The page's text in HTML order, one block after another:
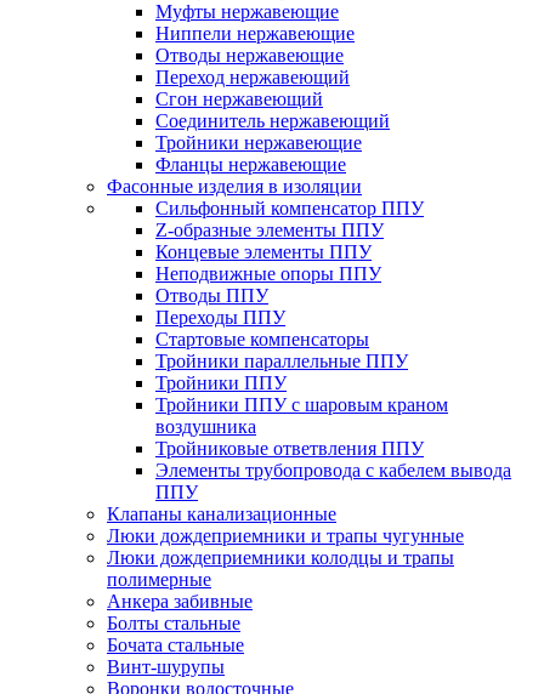
Муфты нержавеющие
Ниппели нержавеющие
Отводы нержавеющие
Переход нержавеющий
Сгон нержавеющий
Соединитель нержавеющий
Тройники нержавеющие
Фланцы нержавеющие
Фасонные изделия в изоляции
Cильфонный компенсатор ППУ
Z-образные элементы ППУ
Концевые элементы ППУ
Неподвижные опоры ППУ
Отводы ППУ
Переходы ППУ
Стартовые компенсаторы
Тройники параллельные ППУ
Тройники ППУ
Тройники ППУ с шаровым краном
воздушника
Тройниковые ответвления ППУ
Элементы трубопровода с кабелем вывода
ППУ
Клапаны канализационные
Люки дождеприемники и трапы чугунные
Люки дождеприемники колодцы и трапы
полимерные
Анкера забивные
Болты стальные
Бочата стальные
Винт-шурупы
Воронки водосточные